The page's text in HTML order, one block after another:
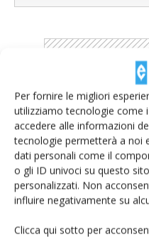
Per fornire le migliori
utilizziamo tecnologie come
accedere alle informazioni
tecnologie permetterà a noi
dati personali come il
o gli ID univoci su questo
personalizzati. Non
influire negativamente su
Clicca qui sotto per
Catalogo
Un modo semplice